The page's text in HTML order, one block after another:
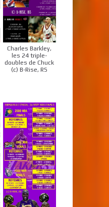
Charles Barkley,
les 24 triple-
doubles de Chuck
(c) B-Rise, RS